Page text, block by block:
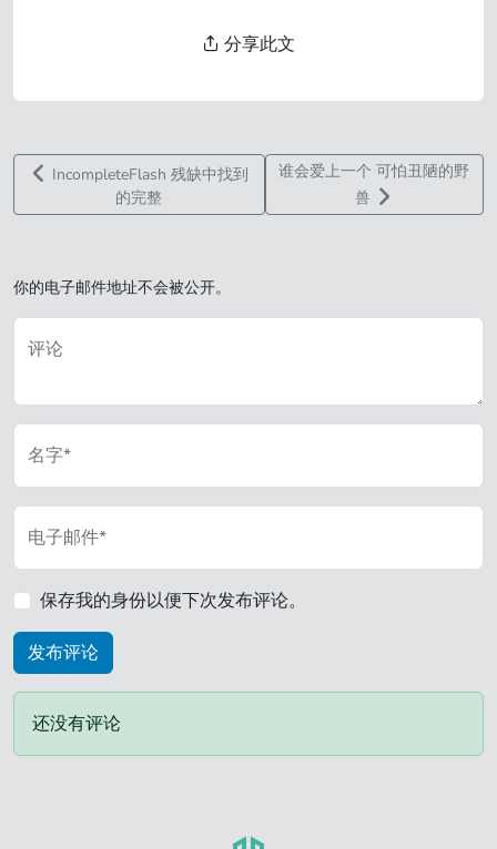
分享此文
IncompleteFlash 残缺中找到
的完整
谁会爱上一个 可怕丑陋的野
兽
你的电子邮件地址不会被公开。
评论
名字*
电子邮件*
保存我的身份以便下次发布评论。
还没有评论